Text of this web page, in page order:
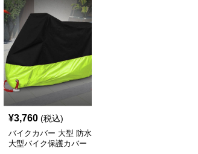
¥3,760 (税込)
バイクカバー 大型 防水
大型バイク保護カバー